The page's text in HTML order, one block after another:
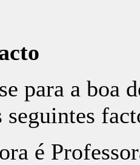
para a boa
seguintes
é